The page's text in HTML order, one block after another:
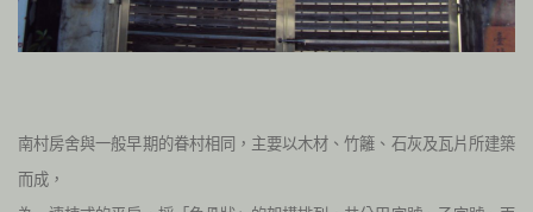
南村房舍與一般早期的眷村相同，主要以木材、竹籬、石灰及瓦片所建築
而成，